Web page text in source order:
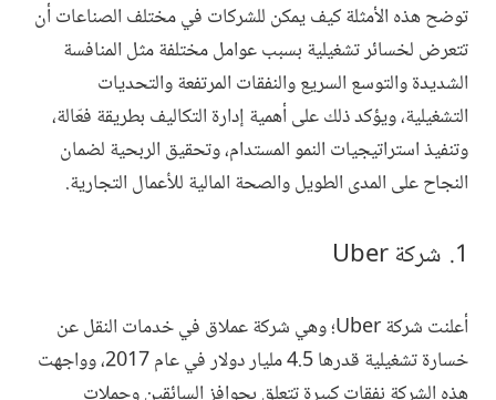
توضح هذه الأمثلة كيف يمكن للشركات في مختلف الصناعات أن
تتعرض لخسائر تشغيلية بسبب عوامل مختلفة مثل المنافسة
الشديدة والتوسع السريع والنفقات المرتفعة والتحديات
التشغيلية، ويؤكد ذلك على أهمية إدارة التكاليف بطريقة فعّالة،
وتنفيذ استراتيجيات النمو المستدام، وتحقيق الربحية لضمان
النجاح على المدى الطويل والصحة المالية للأعمال التجارية.
شركة Uber
أعلنت شركة Uber؛ وهي شركة عملاق في خدمات النقل عن
خسارة تشغيلية قدرها 4.5 مليار دولار في عام 2017، وواجهت